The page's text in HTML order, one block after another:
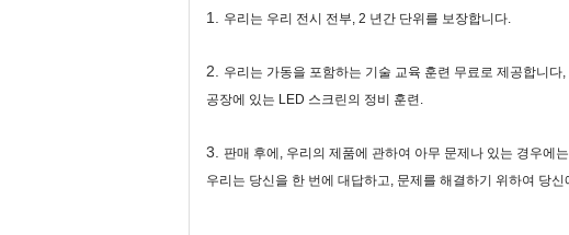
1. 우리는 우리 전시 전부, 2 년간 단위를 보장합니다.
2.
우리는 가동을 포함하는 기술 교육 훈련 무료로 제공합니다,
공장에 있는 LED 스크린의 정비 훈련.
3. 판매 후에, 우리의 제품에 관하여 아무 문제나 있는 경우에
우리는 당신을 한 번에 대답하고, 문제를 해결하기 위하여 당